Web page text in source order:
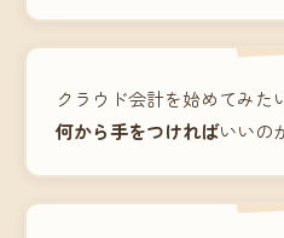
クラウド会計を始めてみた
何から手をつければいいの